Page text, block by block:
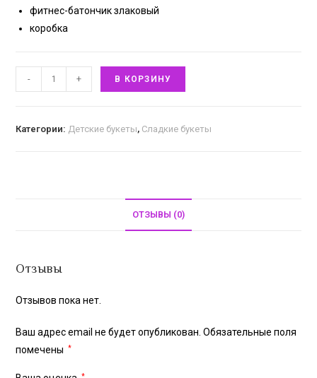
фитнес-батончик злаковый
коробка
- + В КОРЗИНУ
Категории: Детские букеты, Сладкие букеты
ОТЗЫВЫ (0)
Отзывы
Отзывов пока нет.
Ваш адрес email не будет опубликован. Обязательные поля
помечены
*